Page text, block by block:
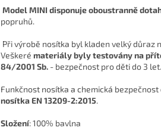
Model MINI disponuje oboustranně
popruhů.
Při výrobě nosítka byl kladen velký důraz
Veškeré materiály byly testoványna
84/2001 Sb. - bezpečnost pro děti do 3 let.
Funkčnost nosítka a chemická bezpečnost
nosítka EN 13209-2:2015.
Složení:100% bavlna